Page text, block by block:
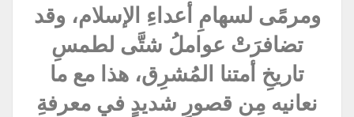
ومرمًى لسهامِ أعداءِ الإسلام، وقد
تضافرَتْ عواملُ شتَّى لطمسِ
تاريخِ أمتنا المُشرِق، هذا مع ما
نعانيه مِن قصورٍ شديدٍ في معرفةِ